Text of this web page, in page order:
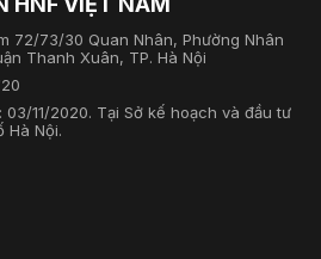
72/73/30 Quan Nhân, Phường Nhân
Thanh Xuân, TP. Hà Nội
03/11/2020. Tại Sở kế hoạch và đầu tư
Hà Nội.